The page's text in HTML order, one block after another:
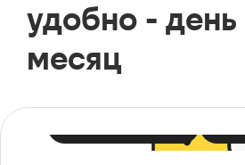
удобно - день
месяц